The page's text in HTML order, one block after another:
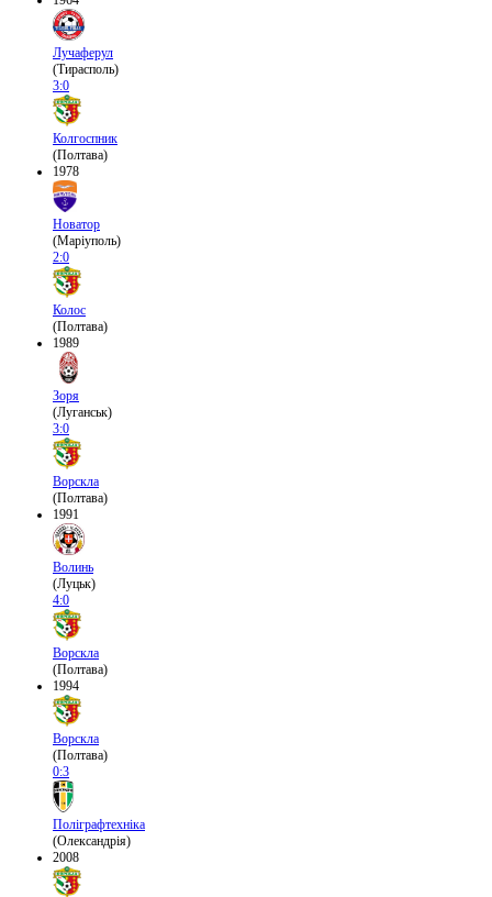
Лучаферул
(Тирасполь)
3:0
Колгоспник
(Полтава)
1978
Новатор
(Маріуполь)
2:0
Колос
(Полтава)
1989
Зоря
(Луганськ)
3:0
Ворскла
(Полтава)
1991
Волинь
(Луцьк)
4:0
Ворскла
(Полтава)
1994
Ворскла
(Полтава)
0:3
Поліграфтехніка
(Олександрія)
2008